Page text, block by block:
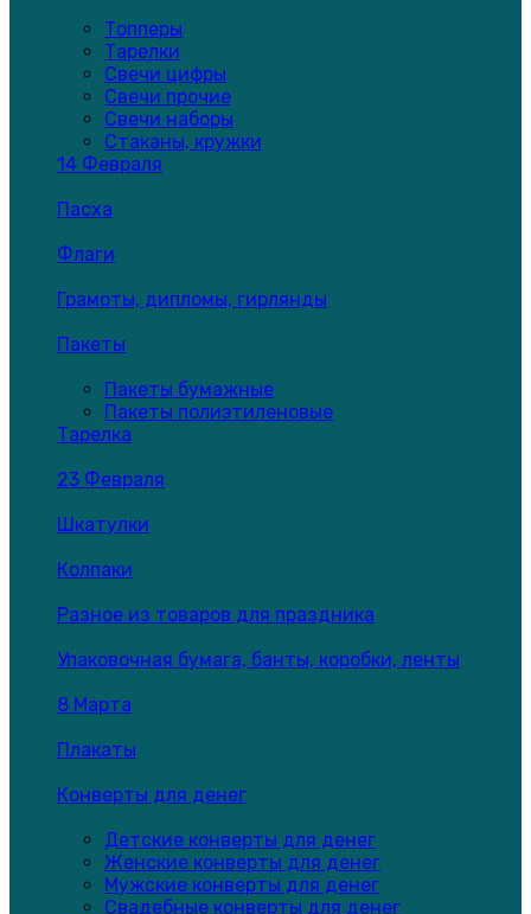
Топперы
Тарелки
Свечи цифры
Свечи прочие
Свечи наборы
Стаканы, кружки
14 Февраля
Пасха
Флаги
Грамоты, дипломы, гирлянды
Пакеты
Пакеты бумажные
Пакеты полиэтиленовые
Тарелка
23 Февраля
Шкатулки
Колпаки
Разное из товаров для праздника
Упаковочная бумага, банты, коробки, ленты
8 Марта
Плакаты
Конверты для денег
Детские конверты для денег
Женские конверты для денег
Мужские конверты для денег
Свадебные конверты для денег